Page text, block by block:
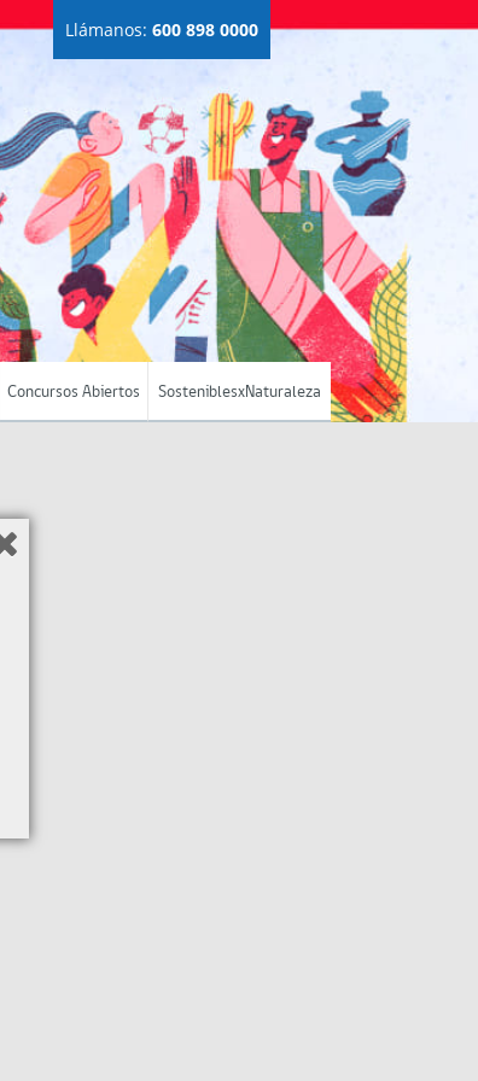
Concursos Abiertos SosteniblesxNaturaleza
Llámanos: 600 898 0000